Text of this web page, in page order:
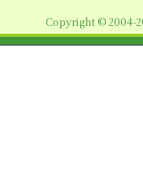
ン
Copyright © 2004-